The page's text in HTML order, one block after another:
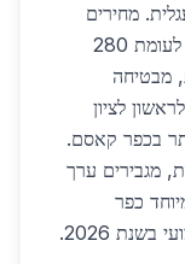
מחירים
לדוגמה: ריתוך צינורות 200 ש"ח למטר, לעומת 280
מבטיחה
לציון
בכפר קאסם.
מגבירים ערך
כפר
2026.